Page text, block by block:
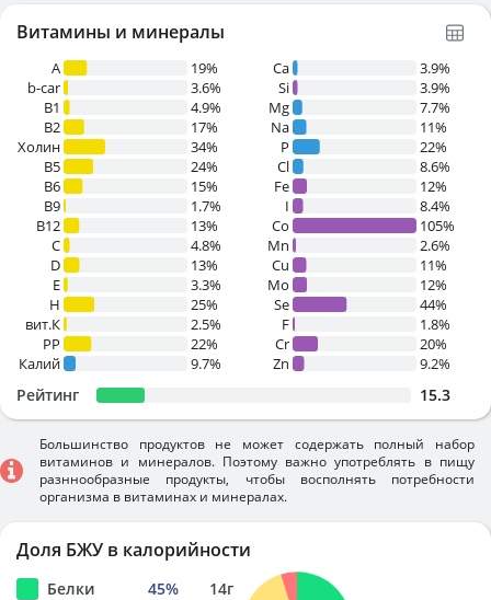
Витамины и минералы
A
19%
b-car
3.6%
В1
4.9%
B2
17%
Холин
34%
B5
24%
B6
15%
B9
1.7%
B12
13%
C
4.8%
D
13%
E
3.3%
H
25%
вит.К
2.5%
PP
22%
Калий
9.7%
Ca
3.9%
Si
3.9%
Mg
7.7%
Na
11%
P
22%
Cl
8.6%
Fe
12%
I
8.4%
Co
105%
Mn
2.6%
Cu
11%
Mo
12%
Se
44%
F
1.8%
Cr
20%
Zn
9.2%
Рейтинг 15.3
Большинство продуктов не может содержать полный набор
витаминов и минералов. Поэтому важно употреблять в пищу
разннообразные продукты, чтобы восполнять потребности
организма в витаминах и минералах.
Доля БЖУ в калорийности
Белки 45% 14г